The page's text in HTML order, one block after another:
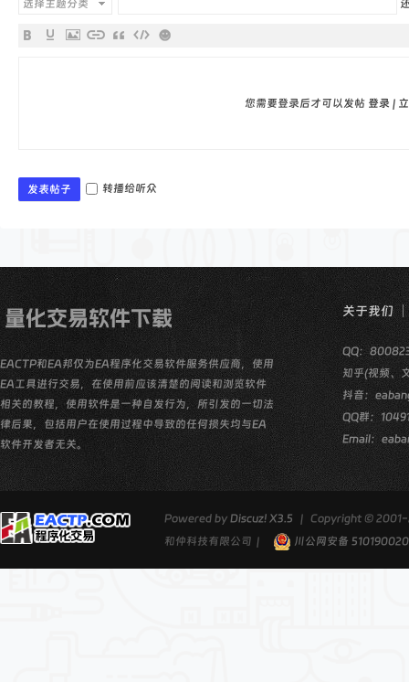
选择主题分类
您需要登录后才可以发帖 登录 |
发表帖子 转播给听众
EACTP和EA邦仅为EA程序化交易软件服务供应商，使用
EA工具进行交易，在使用前应该清楚的阅读和浏览软件
相关的教程，使用软件是一种自发行为，所引发的一切法
律后果，包括用户在使用过程中导致的任何损失均与EA
软件开发者无关。
关于我们
QQ：
知乎(视频、
抖音：
QQ群：
Email：
Powered by Discuz! X3.5 |
Copyright ©
和仲科技有限公司 | 川公网安备